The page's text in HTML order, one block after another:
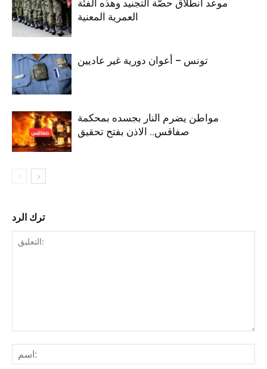
موعد انطلاق حصّة التجنيد وهذه الفئة
العمرية المعنية
تونس – أعوان دورية غير عاديين
مواطن يضرم النار بجسده بمحكمة
صفاقس.. الاذن بفتح تحقيق
ترك الرد